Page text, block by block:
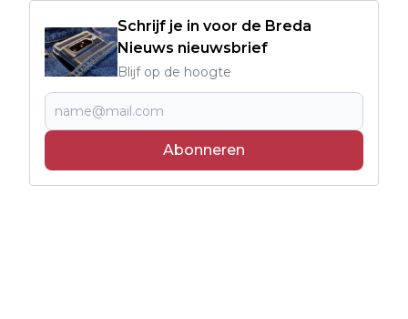
Schrijf je in voor de Breda
Nieuws nieuwsbrief
Blijf op de hoogte
Abonneren